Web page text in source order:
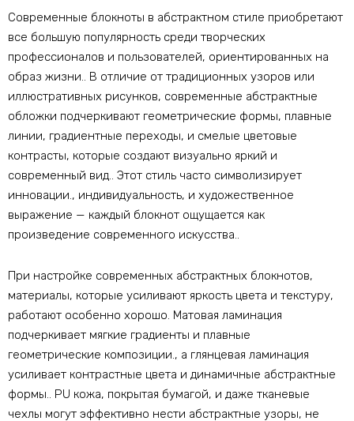
Современные блокноты в абстрактном стиле приобретают
все большую популярность среди творческих
профессионалов и пользователей, ориентированных на
образ жизни.. В отличие от традиционных узоров или
иллюстративных рисунков, современные абстрактные
обложки подчеркивают геометрические формы, плавные
линии, градиентные переходы, и смелые цветовые
контрасты, которые создают визуально яркий и
современный вид.. Этот стиль часто символизирует
инновации., индивидуальность, и художественное
выражение — каждый блокнот ощущается как
произведение современного искусства..
При настройке современных абстрактных блокнотов,
материалы, которые усиливают яркость цвета и текстуру,
работают особенно хорошо. Матовая ламинация
подчеркивает мягкие градиенты и плавные
геометрические композиции., а глянцевая ламинация
усиливает контрастные цвета и динамичные абстрактные
формы.. PU кожа, покрытая бумагой, и даже тканевые
чехлы могут эффективно нести абстрактные узоры, не